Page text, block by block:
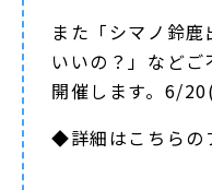
また「シマノ鈴
いいの？」など
開催します。6/
◆詳細はこちらの